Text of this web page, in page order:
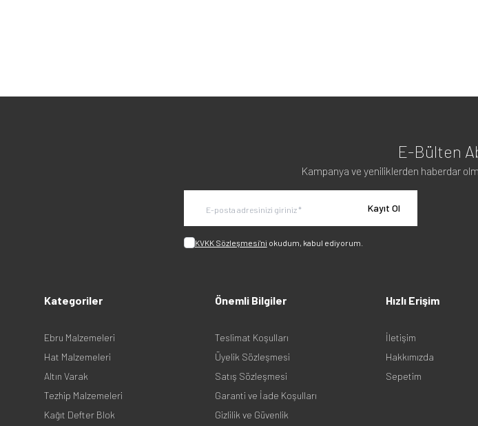
E-Bülten
Kampanya ve yeniliklerden haberdar
Kayıt Ol
KVKK Sözleşmesi'ni okudum, kabul ediyorum.
Kategoriler
Ebru Malzemeleri
Hat Malzemeleri
Altın Varak
Tezhip Malzemeleri
Kağıt Defter Blok
Önemli Bilgiler
Teslimat Koşulları
Üyelik Sözleşmesi
Satış Sözleşmesi
Garanti ve İade Koşulları
Gizlilik ve Güvenlik
Hızlı Erişim
İletişim
Hakkımızda
Sepetim